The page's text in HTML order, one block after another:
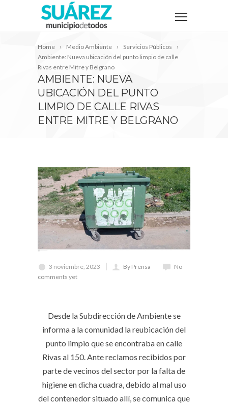
Home Medio Ambiente
Servicios Públicos
Ambiente: Nueva ubicación del punto limpio de calle
Rivas entre Mitre y Belgrano
AMBIENTE: NUEVA
UBICACIÓN DEL PUNTO
LIMPIO DE CALLE RIVAS
ENTRE MITRE Y BELGRANO
3 noviembre, 2023 By Prensa
No
comments yet
Desde la Subdirección de Ambiente se
informa a la comunidad la reubicación del
punto limpio que se encontraba en calle
Rivas al 150. Ante reclamos recibidos por
parte de vecinos del sector por la falta de
higiene en dicha cuadra, debido al mal uso
del contenedor situado allí, se comunica que